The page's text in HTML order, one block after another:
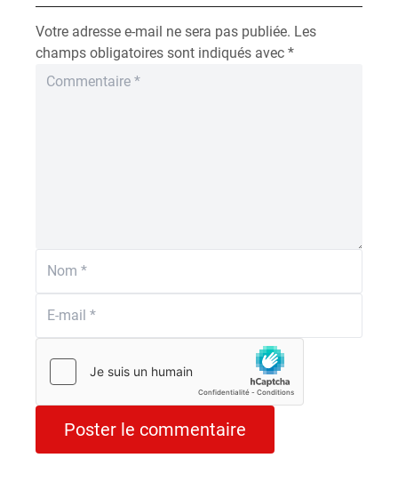
Votre adresse e-mail ne sera pas publiée. Les
champs obligatoires sont indiqués avec *